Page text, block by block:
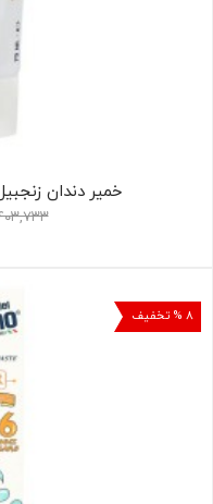
خمیر دندان زنجبیل
۸ % تخفیف